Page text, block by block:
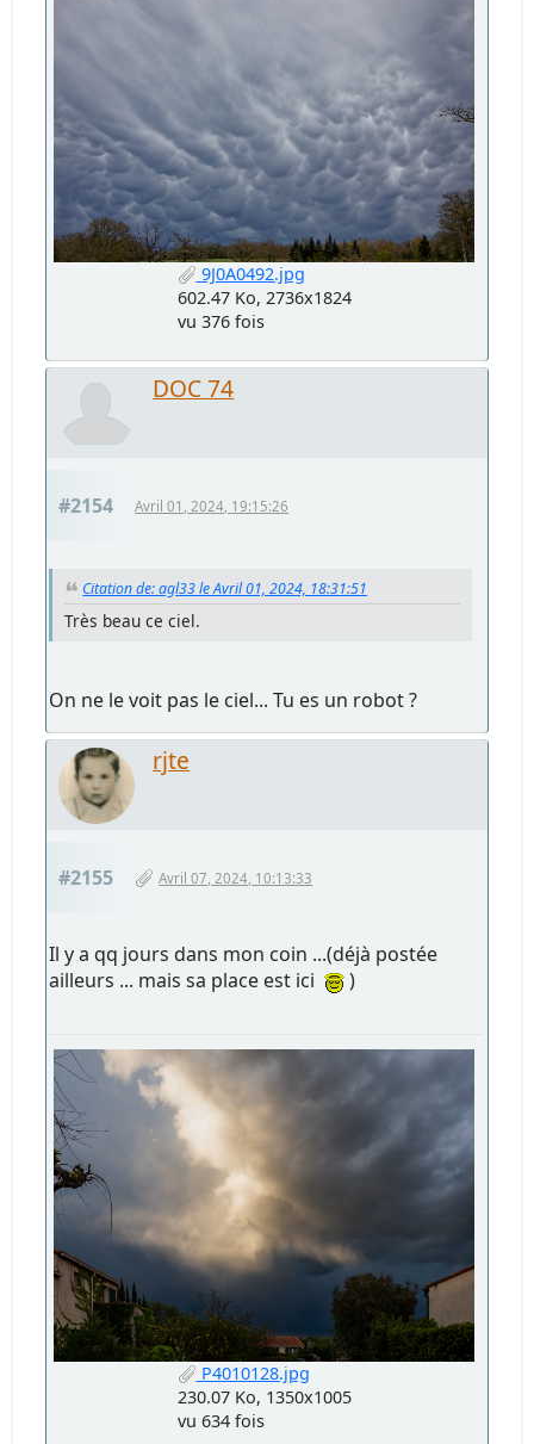
9J0A0492.jpg
602.47 Ko, 2736x1824
vu 376 fois
DOC 74
#2154 Avril 01, 2024, 19:15:26
Citation de: agl33 le Avril 01, 2024, 18:31:51
Très beau ce ciel.
On ne le voit pas le ciel... Tu es un robot ?
rjte
#2155 Avril 07, 2024, 10:13:33
Il y a qq jours dans mon coin ...(déjà postée
ailleurs ... mais sa place est ici
)
P4010128.jpg
230.07 Ko, 1350x1005
vu 634 fois